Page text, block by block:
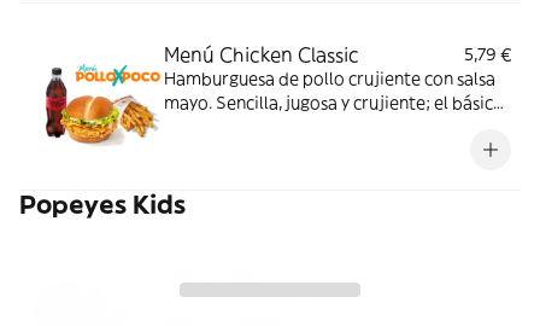
Menú Chicken Classic
5,79 €
Hamburguesa de pollo crujiente con salsa
mayo. Sencilla, jugosa y crujiente; el básico
Popeyes Kids
Incluye un principal, complemento, bebida,